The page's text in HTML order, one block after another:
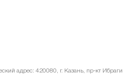
адрес: 420080, г. Казань, пр-кт